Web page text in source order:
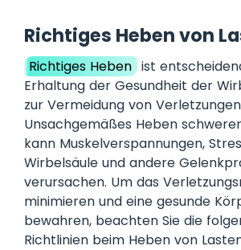
Richtiges Heben von
Richtiges Heben ist
Erhaltung der Gesundheit der
zur Vermeidung von
Unsachgemäßes Heben
kann Muskelverspannungen,
Wirbelsäule und andere
verursachen. Um das
minimieren und eine gesunde
bewahren, beachten Sie die
Richtlinien beim Heben von